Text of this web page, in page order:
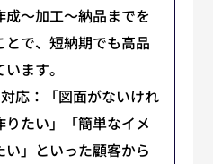
～加工～納品までを
で、短納期でも高品
ます。
応：「図面がないけれ
たい」「簡単なイメ
」といった顧客から